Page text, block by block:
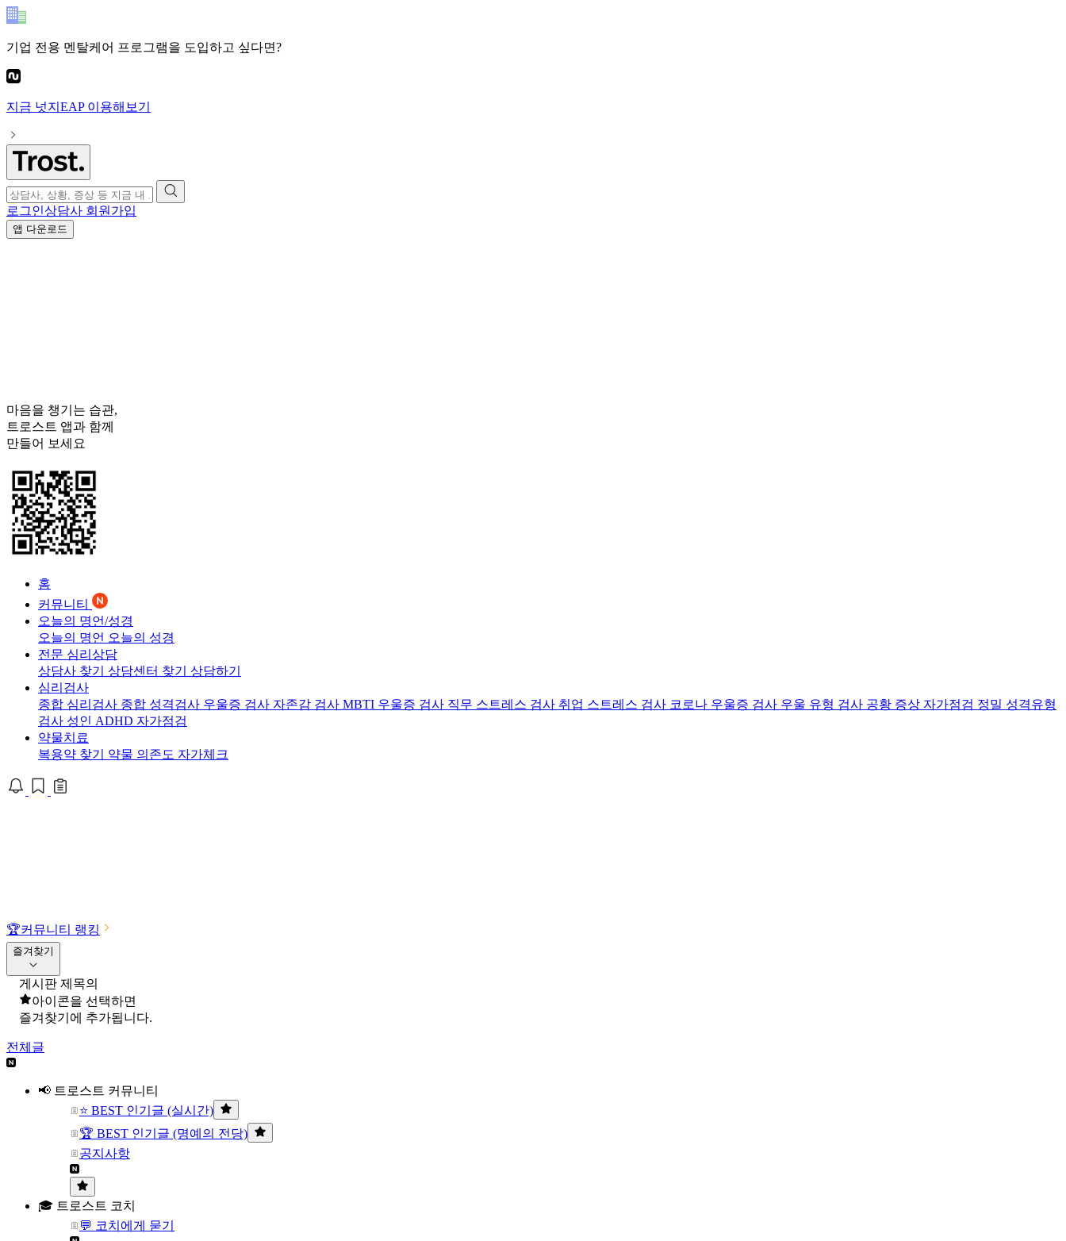
기업 전용 멘탈케어 프로그램을 도입하고 싶다면?
지금 넛지EAP이용해보기
로그인상담사 회원가입
앱 다운로드
마음을 챙기는 습관,
트로스트 앱과 함께
만들어 보세요
홈
커뮤니티
오늘의 명언/성경
오늘의 명언 오늘의 성경
전문 심리상담
상담사 찾기 상담센터 찾기 상담하기
심리검사
종합 심리검사 종합 성격검사 우울증 검사 자존감 검사 MBTI 우울증 검사 직무 스트레스 검사 취업 스트레스 검사 코로나 우울증 검사 우울 유형 검사 공황 증상 자가점검 정밀 성격유형
검사 성인 ADHD 자가점검
약물치료
복용약 찾기 약물 의존도 자가체크
🏆커뮤니티 랭킹
즐겨찾기
게시판 제목의
아이콘을 선택하면
즐겨찾기에 추가됩니다.
전체글
📢 트로스트 커뮤니티
⭐ BEST 인기글 (실시간)
🏆 BEST 인기글 (명예의 전당)
공지사항
🎓 트로스트 코치
💬 코치에게 묻기